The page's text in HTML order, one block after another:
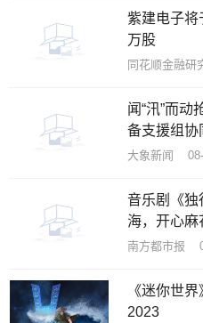
紫建电子将
万股
同花顺金融
闻“汛”而动
备支援组协
工作
大象新闻
音乐剧《独
海，开心麻
南方都市报
《迷你世
2023